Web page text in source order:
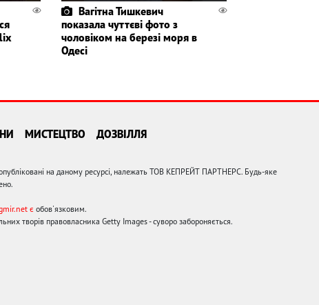
Вагітна Тишкевич
показала чуттєві фото з
чоловіком на березі моря в
Одесі
МИСТЕЦТВО ДОЗВІЛЛЯ
на даному ресурсі, належать ТОВ КЕПРЕЙТ ПАРТНЕРС. Будь-яке
є обов'язковим.
творів правовласника Getty Images - суворо забороняється.